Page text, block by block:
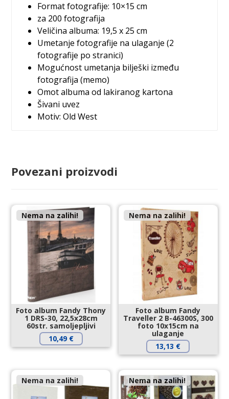
Format fotografije: 10×15 cm
za 200 fotografija
Veličina albuma: 19,5 x 25 cm
Umetanje fotografije na ulaganje (2
fotografije po stranici)
Mogućnost umetanja bilješki između
fotografija (memo)
Omot albuma od lakiranog kartona
Šivani uvez
Motiv: Old West
Povezani proizvodi
Nema na zalihi!
Foto album Fandy Thony
1 DRS-30, 22,5x28cm
60str. samoljepljivi
10,49 €
Nema na zalihi!
Foto album Fandy
Traveller 2 B-46300S, 300
foto 10x15cm na
ulaganje
13,13 €
Nema na zalihi! Nema na zalihi!